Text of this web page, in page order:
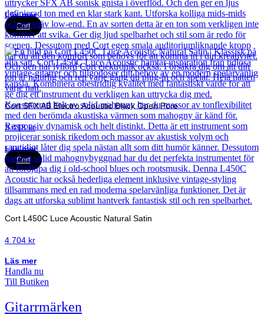
Läs mer
Cort
Cort SFX AB Electro Acoustic Black Open Pore
3 418kr
Läs mer
Cort
Cort L450C Luce Acoustic Natural Satin
4 704 kr
Läs mer
Handla nu
Till Butiken
Gitarrmärken